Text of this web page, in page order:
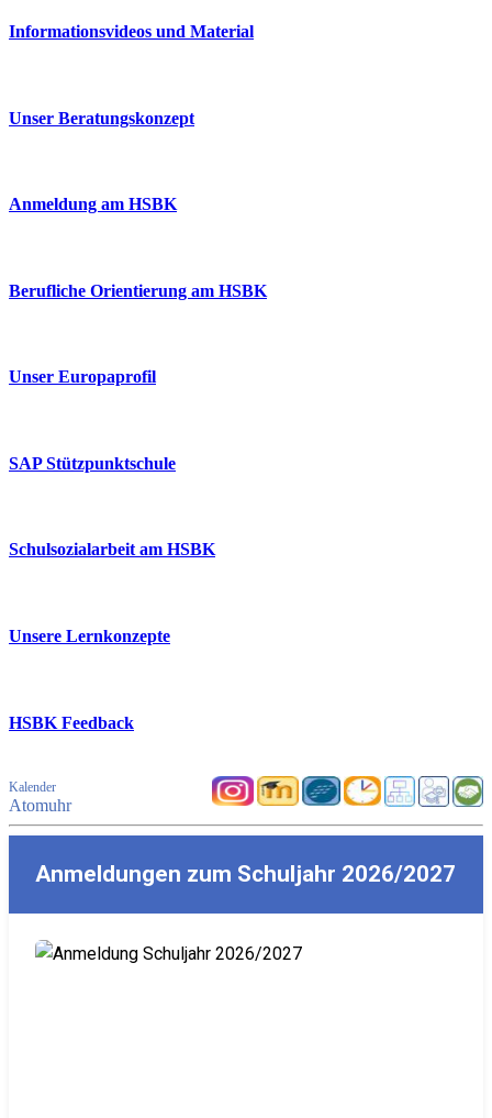
Informationsvideos und Material
Unser Beratungskonzept
Anmeldung am HSBK
Berufliche Orientierung am HSBK
Unser Europaprofil
SAP Stützpunktschule
Schulsozialarbeit am HSBK
Unsere Lernkonzepte
HSBK Feedback
Kalender
Atomuhr
Anmeldungen zum Schuljahr 2026/2027